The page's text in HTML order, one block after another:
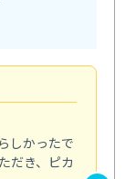
しかったで
だき、ピカ